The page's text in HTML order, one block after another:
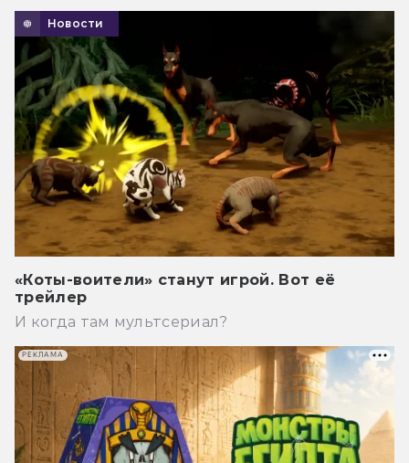
Новости
«Коты-воители» станут игрой. Вот её
трейлер
И когда там мультсериал?
РЕКЛАМА